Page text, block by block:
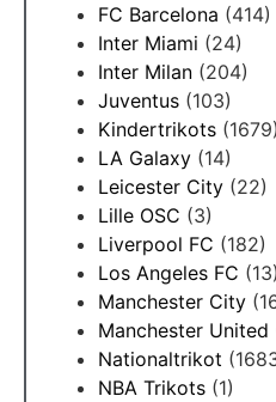
FC Barcelona (414)
Inter Miami (24)
Inter Milan (204)
Juventus (103)
Kindertrikots (1679)
LA Galaxy (14)
Leicester City (22)
Lille OSC (3)
Liverpool FC (182)
Los Angeles FC (13)
Manchester City
Manchester United
Nationaltrikot
NBA Trikots (1)